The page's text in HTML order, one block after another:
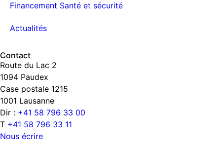
Financement Santé et sécurité
Actualités
Contact
Route du Lac 2
1094 Paudex
Case postale 1215
1001 Lausanne
Dir : +41 58 796 33 00
T +41 58 796 33 11
Nous écrire